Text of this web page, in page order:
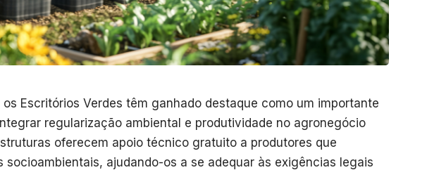
Escritórios Verdes têm ganhado destaque como um importante
regularização ambiental e produtividade no agronegócio
oferecem apoio técnico gratuito a produtores que
socioambientais, ajudando-os a se adequar às exigências legais